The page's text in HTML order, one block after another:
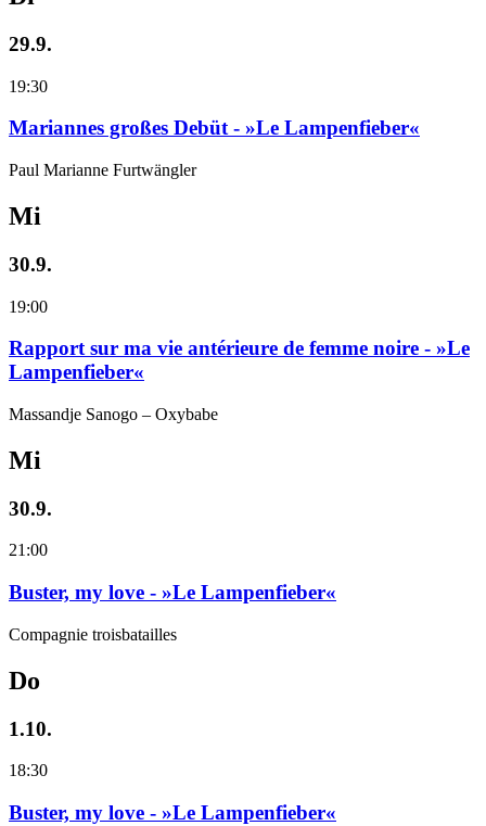
29.9.
19:30
Mariannes großes Debüt - »Le Lampenfieber«
Paul Marianne Furtwängler
Mi
30.9.
19:00
Rapport sur ma vie antérieure de femme noire - »Le
Lampenfieber«
Massandje Sanogo – Oxybabe
Mi
30.9.
21:00
Buster, my love - »Le Lampenfieber«
Compagnie troisbatailles
Do
1.10.
18:30
Buster, my love - »Le Lampenfieber«